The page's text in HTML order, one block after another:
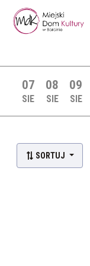
07
SIE
08
SIE
09
SIE
SORTUJ